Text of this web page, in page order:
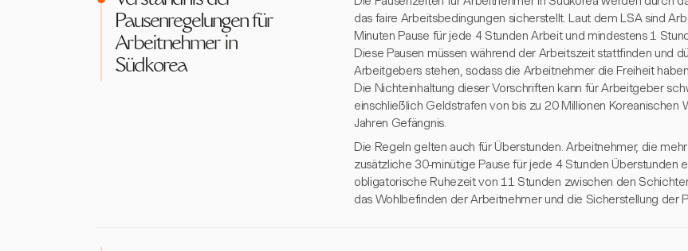
Pausenregelungen für
Arbeitnehmer in
Südkorea
das faire Arbeitsbedingungen sicherstellt. Laut dem LSA sind
Minuten Pause für jede 4 Stunden Arbeit und mindestens 1
Diese Pausen müssen während der Arbeitszeit stattfinden und
Arbeitgebers stehen, sodass die Arbeitnehmer die Freiheit
Die Nichteinhaltung dieser Vorschriften kann für Arbeitgeber
einschließlich Geldstrafen von bis zu 20 Millionen Koreanischen
Jahren Gefängnis.
Die Regeln gelten auch für Überstunden. Arbeitnehmer, die
zusätzliche 30-minütige Pause für jede 4 Stunden Überstunden
obligatorische Ruhezeit von 11 Stunden zwischen den
das Wohlbefinden der Arbeitnehmer und die Sicherstellung der